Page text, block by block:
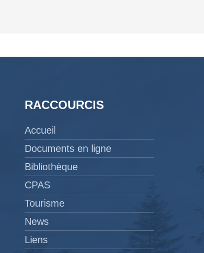
RACCOURCIS
Accueil
Documents en ligne
Bibliothèque
CPAS
Tourisme
News
Liens